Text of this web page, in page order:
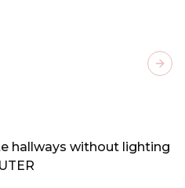
hallways without lighting